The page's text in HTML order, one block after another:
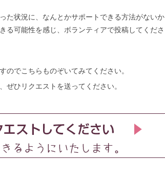
た状況に、なんとかサポートできる方法がないか
る可能性を感じ、ボランティアで投稿してくださ
でこちらものぞいてみてください。
ぜひリクエストを送ってください。